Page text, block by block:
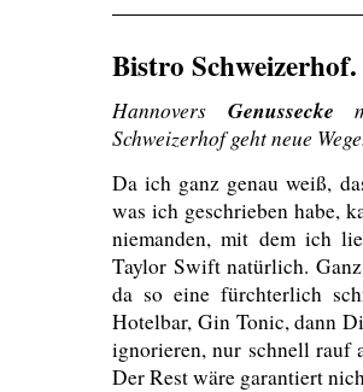
Bistro
Hannovers Genussecke
Schweizerhof geht neue
Da ich ganz genau weiß,
was ich geschrieben habe,
niemanden, mit dem ich
Taylor Swift natürlich.
da so eine fürchterlich
Hotelbar, Gin Tonic, dann
ignorieren, nur schnell rauf
Der Rest wäre garantiert